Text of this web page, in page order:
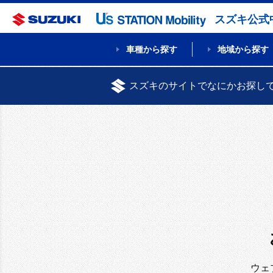
スズキ公式
車種から探す 地域から探す
スズキのサイトでなにかお探し
ウェ